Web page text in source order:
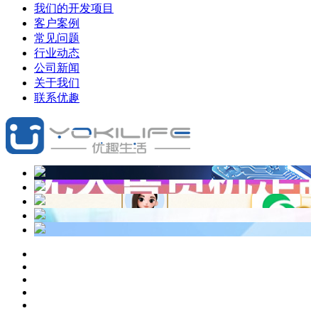
我们的开发项目
客户案例
常见问题
行业动态
公司新闻
关于我们
联系优趣